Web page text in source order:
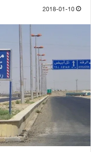
2018-01-10